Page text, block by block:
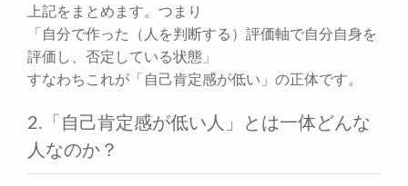
上記をまとめます。つまり
「自分で作った（人を判断する）評価軸で自分自身を
評価し、否定している状態」
すなわちこれが「自己肯定感が低い」の正体です。
2.「自己肯定感が低い人」とは一体どんな
人なのか？